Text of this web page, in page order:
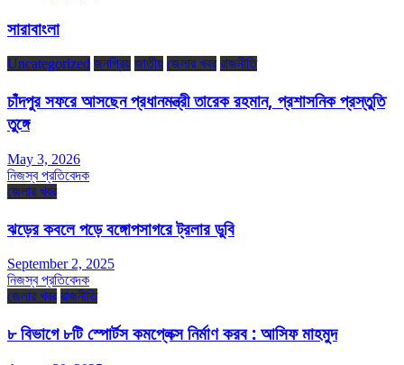
সারাবাংলা
Uncategorized জনপ্রিয় জাতীয় জেলার খবর রাজনীতি
চাঁদপুর সফরে আসছেন প্রধানমন্ত্রী তারেক রহমান, প্রশাসনিক প্রস্তুতি
তুঙ্গে
May 3, 2026
নিজস্ব প্রতিবেদক
জেলার খবর
ঝড়ের কবলে পড়ে বঙ্গোপসাগরে ট্রলার ডুবি
September 2, 2025
নিজস্ব প্রতিবেদক
জেলার খবর রাজনীতি
৮ বিভাগে ৮টি স্পোর্টস কমপ্লেক্স নির্মাণ করব : আসিফ মাহমুদ